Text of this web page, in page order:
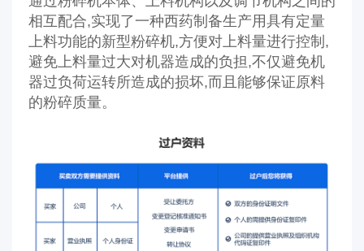
相互配合,实现了一种西药制备生产用具有定量
上料功能的新型粉碎机,方便对上料量进行控制,
避免上料量过大对机器造成的负担,不仅避免机
器过负荷运转所造成的损坏,而且能够保证原料
的粉碎质量。